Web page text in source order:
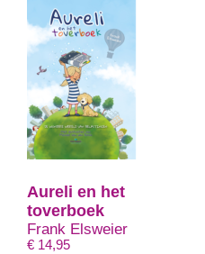
Aureli en het
toverboek
Frank Elsweier
€ 14,95